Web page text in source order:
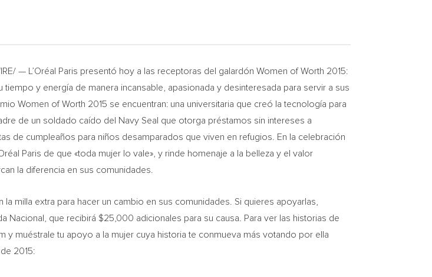
— L’Oréal Paris presentó hoy a las receptoras del galardón Women of Worth 2015:
y energía de manera incansable, apasionada y desinteresada para servir a sus
Women of Worth 2015 se encuentran: una universitaria que creó la tecnología para
de un soldado caído del Navy Seal que otorga préstamos sin intereses a
de cumpleaños para niños desamparados que viven en refugios. En la celebración
Paris de que «toda mujer lo vale», y rinde homenaje a la belleza y el valor
la diferencia en sus comunidades.
milla extra para hacer un cambio en sus comunidades. Si quieres apoyarlas,
Nacional, que recibirá $25,000 adicionales para su causa. Para ver las historias de
y muéstrale tu apoyo a la mujer cuya historia te conmueva más votando por ella
2015: